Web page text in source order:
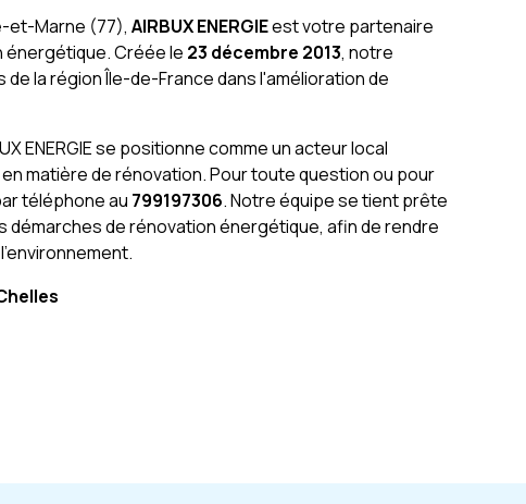
et-Marne (77),AIRBUX ENERGIEest votre partenaire
Créée le 23 décembre 2013, notre
la région Île-de-France dans l'amélioration de
ENERGIE se positionne comme un acteur local
matière de rénovation. Pour toute question ou pour
téléphone au 799197306. Notre équipe se tient prête
démarches de rénovation énergétique, afin de rendre